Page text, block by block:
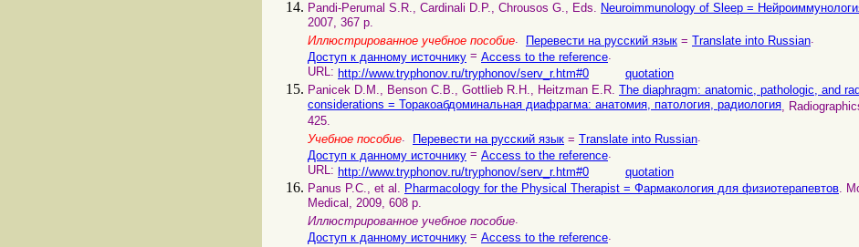
Pandi-Perumal S.R., Cardinali D.P., Chrousos G., Eds. Neuroimmunology of Sleep =
2007, 367 p.
Иллюстрированное учебное пособие. Перевести на русский язык = Translate into Russian.
Доступ к данному источнику = Access to the reference.
URL: http://www.tryphonov.ru/tryphonov/serv_r.htm#0
quotation
Panicek D.M., Benson C.B., Gottlieb R.H., Heitzman E.R. The diaphragm: anatomic, pathologic, and
considerations = Торакоабдоминальная диафрагма: анатомия, патология, радиология,
425.
Учебное пособие. Перевести на русский язык = Translate into Russian.
Доступ к данному источнику = Access to the reference.
URL: http://www.tryphonov.ru/tryphonov/serv_r.htm#0
quotation
Panus P.C., et al. Pharmacology for the Physical Therapist = Фармакология для физиотерапевтов.
Medical, 2009, 608 p.
Иллюстрированное учебное пособие.
Доступ к данному источнику = Access to the reference.